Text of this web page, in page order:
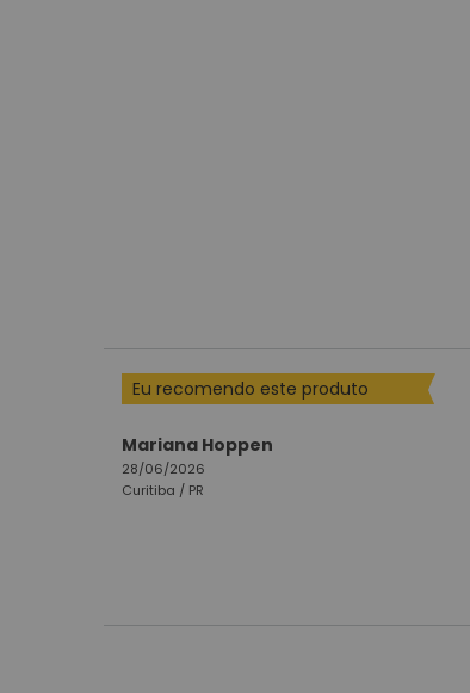
Eu recomendo este produto
Mariana Hoppen
28/06/2026
Curitiba / PR